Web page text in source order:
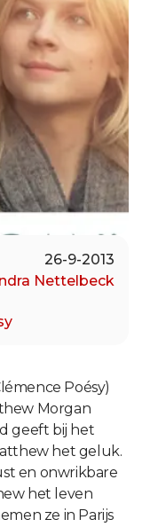
26-9-2013
Nettelbeck
Poésy)
Morgan
geeft bij het
het geluk.
en onwrikbare
het leven
ze in Parijs